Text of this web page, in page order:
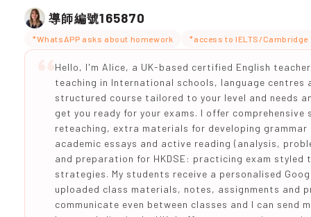
導師編號165870
*WhatsAPP asks about homework *access to IELTS/
Hello, I'm Alice, a UK-based certified English
teaching in International schools, language centres
structured course tailored to your level and needs
get you ready for your exams. I offer
reteaching, extra materials for developing grammar
academic essays and active reading (analysis,
and preparation for HKDSE: practicing exam styled
strategies. My students receive a personalised
uploaded class materials, notes, assignments and
communicate even between classes and I can send